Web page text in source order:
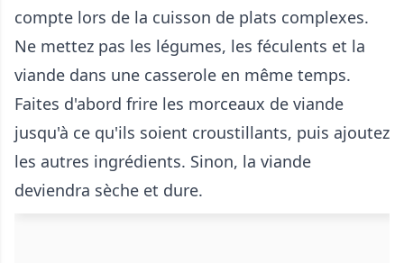
compte lors de la cuisson de plats complexes.
Ne mettez pas les légumes, les féculents et la
viande dans une casserole en même temps.
Faites d'abord frire les morceaux de viande
jusqu'à ce qu'ils soient croustillants, puis ajoutez
les autres ingrédients. Sinon, la viande
deviendra sèche et dure.